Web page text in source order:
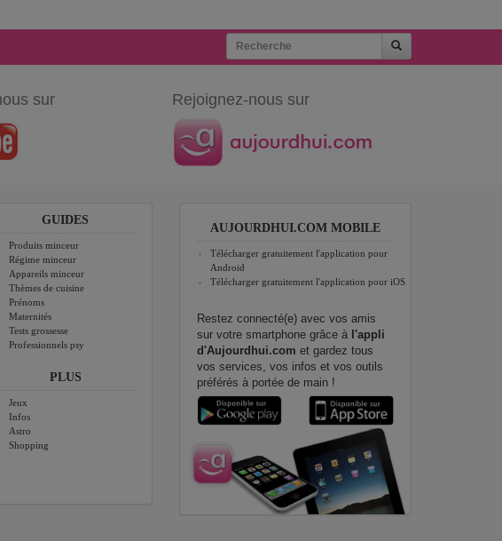
sur Rejoignez-nous sur
GUIDES
Produits minceur
Régime minceur
Appareils minceur
Thèmes de cuisine
Prénoms
Maternités
Tests grossesse
Professionnels psy
PLUS
Jeux
Infos
Astro
Shopping
AUJOURDHUI.COM MOBILE
Télécharger gratuitement l'application pour
Android
Télécharger gratuitement l'application pour iOS
Restez connecté(e) avec vos amis
sur votre smartphone grâce à l'appli
d'Aujourdhui.com et gardez tous
vos services, vos infos et vos outils
préférés à portée de main !